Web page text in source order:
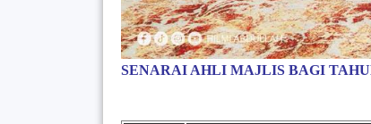
SENARAI AHLI MAJLIS BAGI